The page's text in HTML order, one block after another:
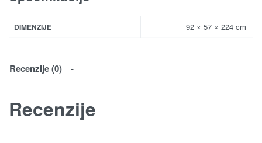
DIMENZIJE 92 × 57 × 224 cm
Recenzije (0)
Recenzije